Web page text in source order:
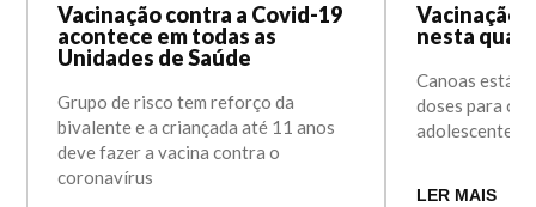
Vacinação contra a Covid-19
acontece em todas as
Unidades de Saúde
Grupo de risco tem reforço da
bivalente e a criançada até 11 anos
deve fazer a vacina contra o
coronavírus
Vacinação
nesta
Canoas está
doses para os
adolescente e
LER MAIS